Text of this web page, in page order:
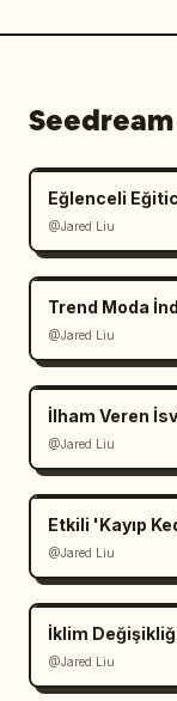
Eğlenceli
@Jared Liu
Trend Moda
@Jared Liu
İlham Veren
@Jared Liu
Etkili 'Kayıp
@Jared Liu
İklim
@Jared Liu